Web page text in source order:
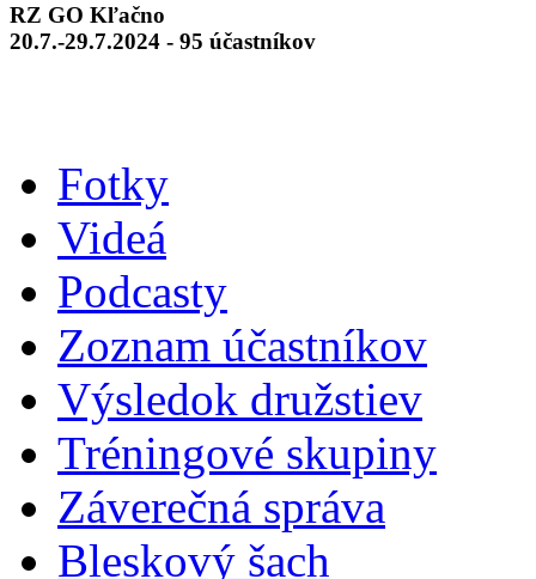
RZ GO Kľačno
20.7.-29.7.2024 - 95 účastníkov
Fotky
Videá
Podcasty
Zoznam účastníkov
Výsledok družstiev
Tréningové skupiny
Záverečná správa
Bleskový šach